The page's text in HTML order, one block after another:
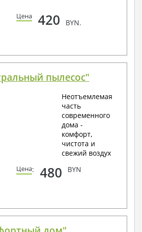
Цена 420 BYN.
пылесос"
Неотъемлемая
часть
современного
дома -
комфорт,
чистота и
свежий воздух
Цена: 480 BYN